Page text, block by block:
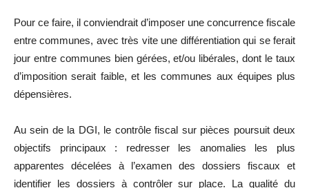
Pour ce faire, il conviendrait d’imposer une concurrence fiscale
entre communes, avec très vite une différentiation qui se ferait
jour entre communes bien gérées, et/ou libérales, dont le taux
d’imposition serait faible, et les communes aux équipes plus
dépensières.
Au sein de la DGI, le contrôle fiscal sur pièces poursuit deux
objectifs principaux : redresser les anomalies les plus
apparentes décelées à l’examen des dossiers fiscaux et
identifier les dossiers à contrôler sur place. La qualité du